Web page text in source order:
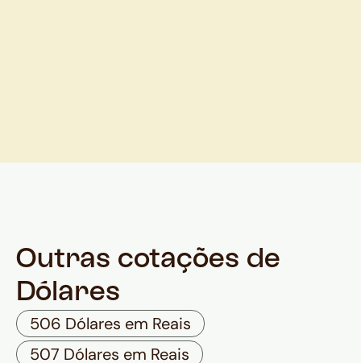
Outras cotações de
Dólares
506 Dólares em Reais
507 Dólares em Reais